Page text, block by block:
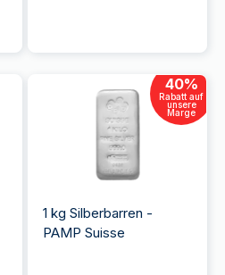
40%
Rabatt auf
unsere
Marge
1 kg Silberbarren -
PAMP Suisse